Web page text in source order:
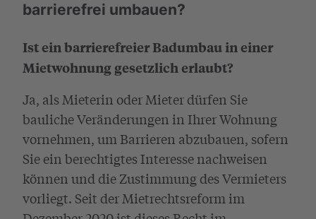
barrierefrei umbauen?
Ist ein barrierefreier Badumbau in einer
Mietwohnung gesetzlich erlaubt?
Ja, als Mieterin oder Mieter dürfen Sie
bauliche Veränderungen in Ihrer Wohnung
vornehmen, um Barrieren abzubauen, sofern
Sie ein berechtigtes Interesse nachweisen
können und die Zustimmung des Vermieters
vorliegt. Seit der Mietrechtsreform im